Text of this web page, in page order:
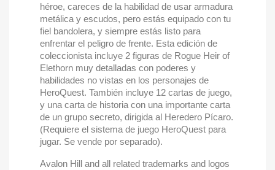
héroe, careces de la habilidad de usar armadura
metálica y escudos, pero estás equipado con tu
fiel bandolera, y siempre estás listo para
enfrentar el peligro de frente. Esta edición de
coleccionista incluye 2 figuras de Rogue Heir of
Elethorn muy detalladas con poderes y
habilidades no vistas en los personajes de
HeroQuest. También incluye 12 cartas de juego,
y una carta de historia con una importante carta
de un grupo secreto, dirigida al Heredero Pícaro.
(Requiere el sistema de juego HeroQuest para
jugar. Se vende por separado).
Avalon Hill and all related trademarks and logos